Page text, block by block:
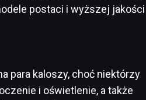
postaci i wyższej jakości
para kaloszy, choć niektórzy
i oświetlenie, a także